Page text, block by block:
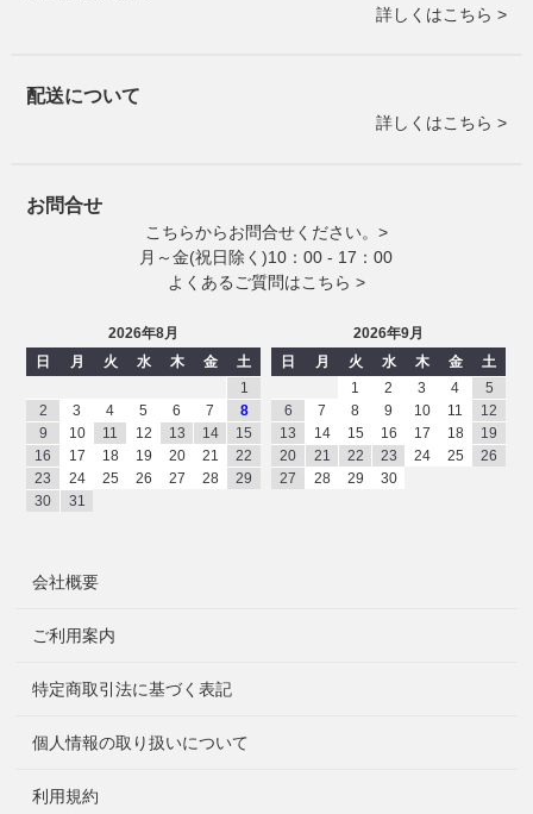
詳しくはこちら >
配送について
詳しくはこちら >
お問合せ
こちらからお問合せください。>
月～金(祝日除く)10：00 - 17：00
よくあるご質問はこちら >
2026年8月
日
月 火 水 木 金
土
1
2
3 4 5 6 7
8
9
10 11 12 13 14
15
16
17 18 19 20 21
22
23
24 25 26 27 28
29
30
31
2026年9月
日
月 火 水 木 金
土
1
2 3 4
5
6
7 8 9 10 11
12
13
14 15 16 17 18
19
20
21 22 23 24 25
26
27
28 29 30
会社概要
ご利用案内
特定商取引法に基づく表記
個人情報の取り扱いについて
利用規約